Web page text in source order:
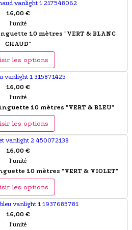
16,00 €
l'unité
10 mètres "VERT & BLANC
CHAUD"
les options
16,00 €
l'unité
10 mètres "VERT & BLEU"
les options
16,00 €
l'unité
10 mètres "VERT & VIOLET"
les options
16,00 €
l'unité